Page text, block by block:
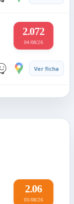
2.072
04/08/26
Ver ficha
2.06
03/08/26